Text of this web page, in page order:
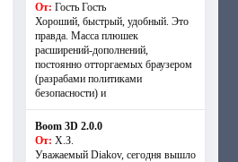
От: Гость Гость
Хороший, быстрый, удобный. Это
правда. Масса плюшек
расширений-дополнений,
постоянно отторгаемых браузером
(разрабами политиками
безопасности) и
Boom 3D 2.0.0
От: Х.З.
Уважаемый Diakov, сегодня вышло